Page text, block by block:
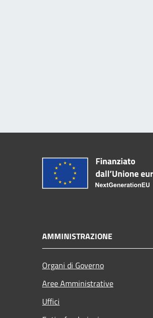
AMMINISTRAZIONE
Organi di Governo
Aree Amministrative
Uffici